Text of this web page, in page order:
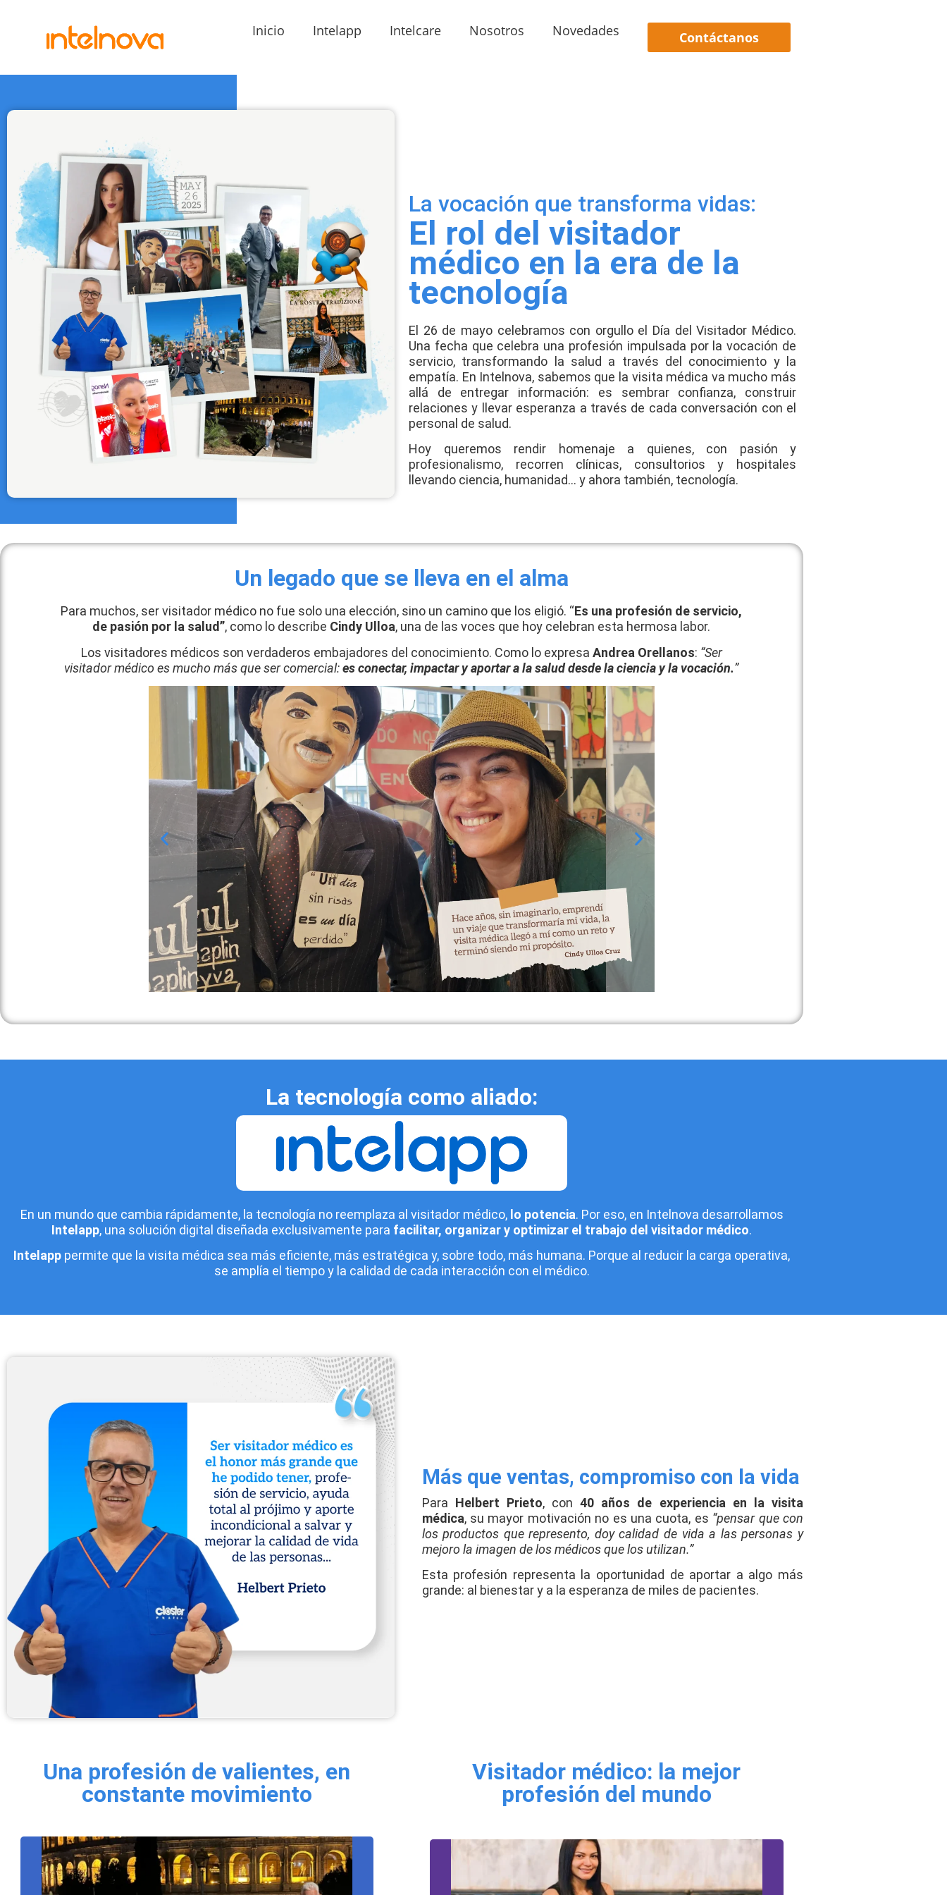
Inicio Intelapp Intelcare Nosotros Novedades Contáctanos
La vocación que transforma vidas:
El rol del visitador
médico en la era de la
tecnología
El 26 de mayo celebramos con orgullo el Día del Visitador Médico.
Una fecha que celebra una profesión impulsada por la vocación de
servicio, transformando la salud a través del conocimiento y la
empatía. En Intelnova, sabemos que la visita médica va mucho más
allá de entregar información: es sembrar confianza, construir
relaciones y llevar esperanza a través de cada conversación con el
personal de salud.
Hoy queremos rendir homenaje a quienes, con pasión y
profesionalismo, recorren clínicas, consultorios y hospitales
llevando ciencia, humanidad… y ahora también, tecnología.
Un legado que se lleva en el alma
Para muchos, ser visitador médico no fue solo una elección, sino un camino que los eligió. “Es una profesión de servicio,
de pasión por la salud”, como lo describe Cindy Ulloa, una de las voces que hoy celebran esta hermosa labor.
Los visitadores médicos son verdaderos embajadores del conocimiento. Como lo expresa Andrea Orellanos: “Ser
visitador médico es mucho más que ser comercial:es conectar, impactar y aportar a la salud desde la ciencia y la vocación.”
La tecnología como aliado:
En un mundo que cambia rápidamente, la tecnología no reemplaza al visitador médico, lo potencia. Por eso, en Intelnova desarrollamos
Intelapp, una solución digital diseñada exclusivamente para facilitar, organizar y optimizar el trabajo del visitador médico.
Intelapp permite que la visita médica sea más eficiente, más estratégica y, sobre todo, más humana. Porque al reducir la carga operativa,
se amplía el tiempo y la calidad de cada interacción con el médico.
Más que ventas, compromiso con la vida
Para Helbert Prieto, con40 años de experiencia en la visita
médica, su mayor motivación no es una cuota, es “pensar que con
los productos que represento, doy calidad de vida a las personas y
mejoro la imagen de los médicos que los utilizan.”
Esta profesión representa la oportunidad de aportar a algo más
grande: al bienestar y a la esperanza de miles de pacientes.
Una profesión de valientes, en
constante movimiento
Visitador médico: la mejor
profesión del mundo